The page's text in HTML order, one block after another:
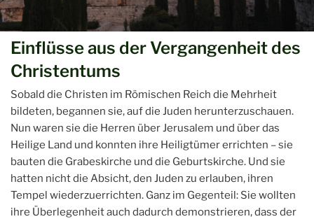
Einflüsse aus der Vergangenheit des
Christentums
Sobald die Christen im Römischen Reich die Mehrheit
bildeten, begannen sie, auf die Juden herunterzuschauen.
Nun waren sie die Herren über Jerusalem und über das
Heilige Land und konnten ihre Heiligtümer errichten – sie
bauten die Grabeskirche und die Geburtskirche. Und sie
hatten nicht die Absicht, den Juden zu erlauben, ihren
Tempel wiederzuerrichten. Ganz im Gegenteil: Sie wollten
ihre Überlegenheit auch dadurch demonstrieren, dass der